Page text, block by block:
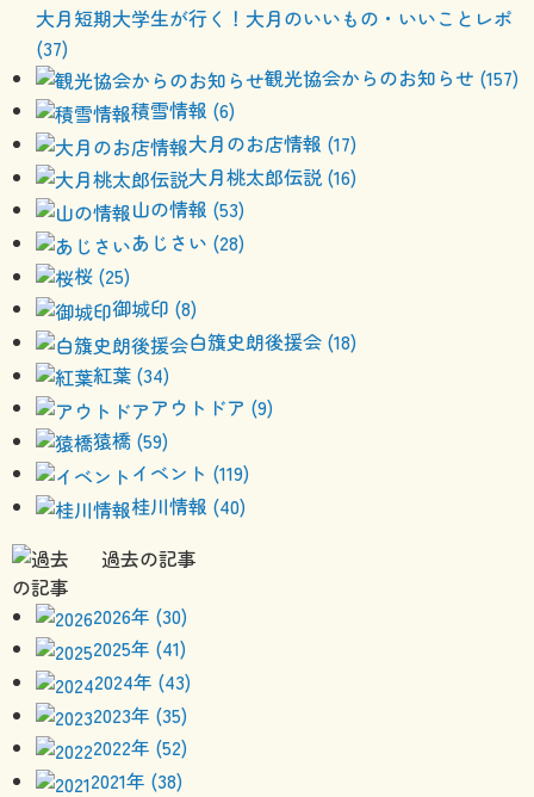
大月短期大学生が行く！大月のいいもの・いいことレポ
(37)
観光協会からのお知らせ (157)
積雪情報 (6)
大月のお店情報 (17)
大月桃太郎伝説 (16)
山の情報 (53)
あじさい (28)
桜 (25)
御城印 (8)
白籏史朗後援会 (18)
紅葉 (34)
アウトドア (9)
猿橋 (59)
イベント (119)
桂川情報 (40)
過去の記事
2026年 (30)
2025年 (41)
2024年 (43)
2023年 (35)
2022年 (52)
2021年 (38)